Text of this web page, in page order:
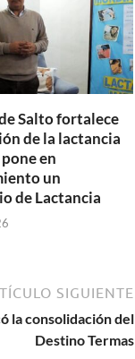
Salto fortalece
de la lactancia
en
un
de Lactancia
SIGUIENTE
la consolidación del
Destino Termas